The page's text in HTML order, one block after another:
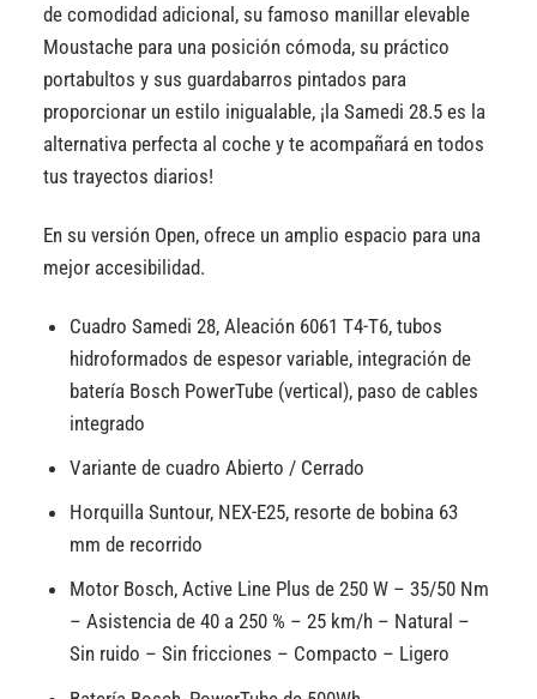
de comodidad adicional, su famoso manillar elevable
Moustache para una posición cómoda, su práctico
portabultos y sus guardabarros pintados para
proporcionar un estilo inigualable, ¡la Samedi 28.5 es la
alternativa perfecta al coche y te acompañará en todos
tus trayectos diarios!
En su versión Open, ofrece un amplio espacio para una
mejor accesibilidad.
Cuadro Samedi 28, Aleación 6061 T4-T6, tubos
hidroformados de espesor variable, integración de
batería Bosch PowerTube (vertical), paso de cables
integrado
Variante de cuadro Abierto / Cerrado
Horquilla Suntour, NEX-E25, resorte de bobina 63
mm de recorrido
Motor Bosch, Active Line Plus de 250 W – 35/50 Nm
– Asistencia de 40 a 250 % – 25 km/h – Natural –
Sin ruido – Sin fricciones – Compacto – Ligero